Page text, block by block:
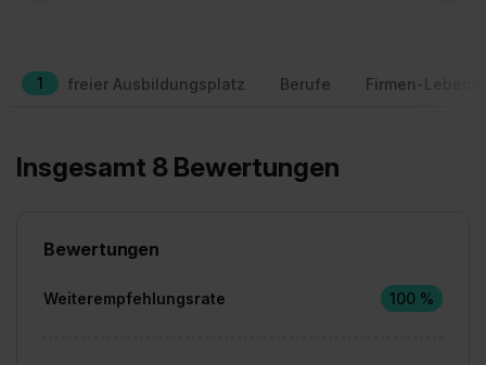
1 freier Ausbildungsplatz Berufe Firmen-
Insgesamt 8 Bewertungen
Bewertungen
Weiterempfehlungsrate 100 %